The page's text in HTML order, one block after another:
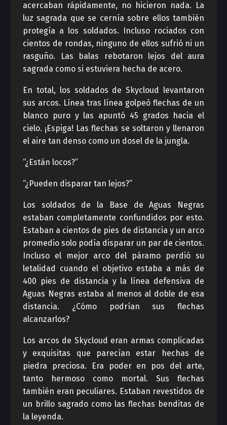
acercaban rápidamente, no hicieron nada. La
luz sagrada que se cernía sobre ellos también
protegía a los soldados. Incluso rociados con
cientos de rondas, ninguno de ellos sufrió ni un
rasguño. Las balas rebotaron lejos del aura
sagrada como si estuviera hecha de acero.
En total, los soldados de Skycloud levantaron
sus arcos. Línea tras línea golpeó flechas de un
blanco puro y las apuntó 45 grados hacia el
cielo. ¡Espiga! Las flechas se soltaron y llenaron
el aire tan denso como un dosel de la jungla.
“¿Están locos?”
“¿Pueden disparar tan lejos?”
Los soldados de la Base de Aguas Negras
estaban completamente confundidos por esto.
Estaban a cientos de pies de distancia y un arco
promedio solo podía disparar un par de cientos.
Incluso el mejor arco del páramo perdió su
letalidad cuando el objetivo estaba a más de
400 pies de distancia y la línea defensiva de
Aguas Negras estaba al menos al doble de esa
distancia. ¿Cómo podrían sus flechas
alcanzarlos?
Los arcos de Skycloud eran armas complicadas
y exquisitas que parecían estar hechas de
piedra preciosa. Era poder en pos del arte,
tanto hermoso como mortal. Sus flechas
también eran peculiares. Estaban revestidos de
un brillo sagrado como las flechas benditas de
la leyenda.